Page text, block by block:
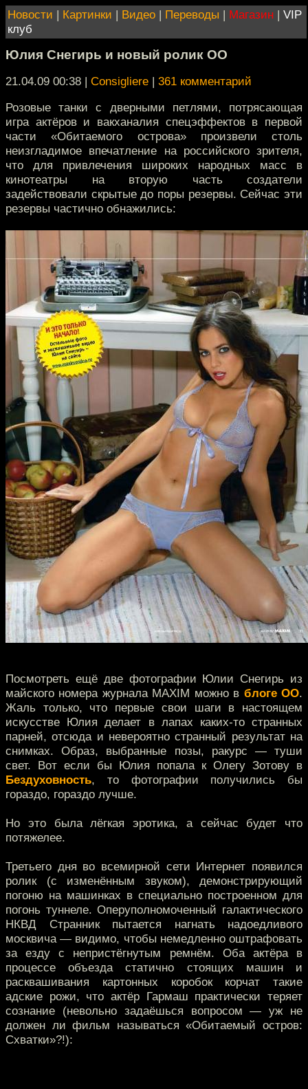
Новости | Картинки | Видео | Переводы | Магазин | VIP
клуб
Юлия Снегирь и новый ролик ОО
21.04.09 00:38 | Consigliere | 361 комментарий
Розовые танки с дверными петлями, потрясающая
игра актёров и вакханалия спецэффектов в первой
части «Обитаемого острова» произвели столь
неизгладимое впечатление на российского зрителя,
что для привлечения широких народных масс в
кинотеатры на вторую часть создатели
задействовали скрытые до поры резервы. Сейчас эти
резервы частично обнажились:
Посмотреть ещё две фотографии Юлии Снегирь из
майского номера журнала MAXIM можно в блоге ОО.
Жаль только, что первые свои шаги в настоящем
искусстве Юлия делает в лапах каких-то странных
парней, отсюда и невероятно странный результат на
снимках. Образ, выбранные позы, ракурс — туши
свет. Вот если бы Юлия попала к Олегу Зотову в
Бездуховность, то фотографии получились бы
гораздо, гораздо лучше.
Но это была лёгкая эротика, а сейчас будет что
потяжелее.
Третьего дня во всемирной сети Интернет появился
ролик (с изменённым звуком), демонстрирующий
погоню на машинках в специально построенном для
погонь туннеле. Оперуполномоченный галактического
НКВД Странник пытается нагнать надоедливого
москвича — видимо, чтобы немедленно оштрафовать
за езду с непристёгнутым ремнём. Оба актёра в
процессе объезда статично стоящих машин и
расквашивания картонных коробок корчат такие
адские рожи, что актёр Гармаш практически теряет
сознание (невольно задаёшься вопросом — уж не
должен ли фильм называться «Обитаемый остров:
Схватки»?!):